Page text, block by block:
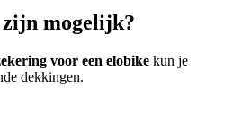
mogelijk?
voor een elobike kun je
dekkingen.